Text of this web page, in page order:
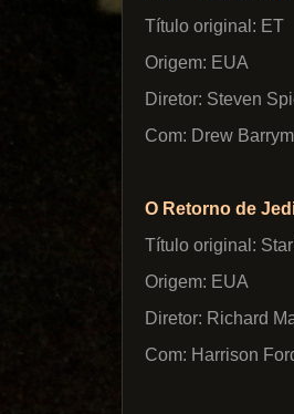
Título original: ET
Origem: EUA
Diretor: Steven
Com: Drew
O Retorno de
Título original:
Origem: EUA
Diretor: Richard
Com: Harrison